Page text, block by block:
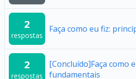
2
respostas
Faça como eu fiz:
2
respostas
[Concluído]Faça como
fundamentais